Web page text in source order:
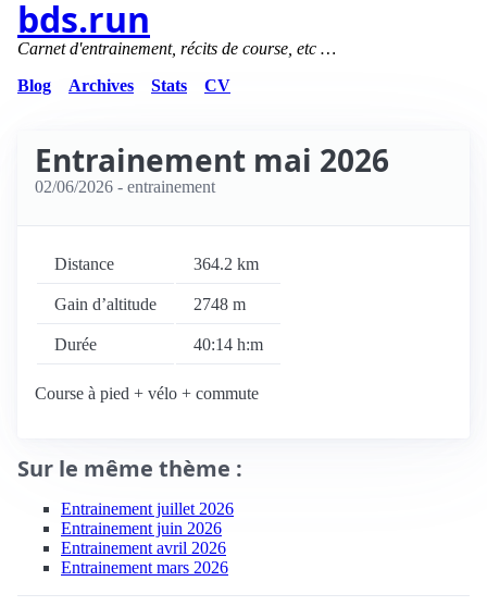
bds.run
Carnet d'entrainement, récits de course, etc …
Blog
Archives Stats CV
Entrainement mai 2026
02/06/2026 - entrainement
Distance 364.2 km
Gain d’altitude 2748 m
Durée 40:14 h:m
Course à pied + vélo + commute
Sur le même thème :
Entrainement juillet 2026
Entrainement juin 2026
Entrainement avril 2026
Entrainement mars 2026